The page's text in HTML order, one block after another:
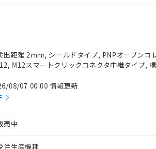
出距離 2mm, シールドタイプ, PNPオープンコ
M12スマートクリックコネクタ中継タイプ,
08/07 00:00 情報更新
売中
注生産機種